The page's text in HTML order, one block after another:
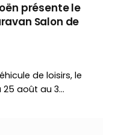
présente le
Salon de
de loisirs, le
25 août au 3…